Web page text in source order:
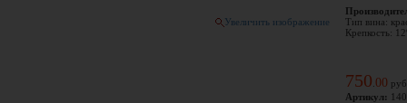
Увеличить изображение
Тип вина:
Крепкость:
750 00
Артикул: